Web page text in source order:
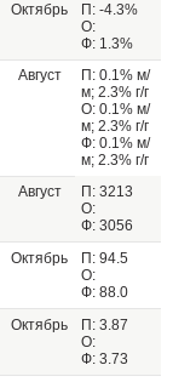
Октябрь
П: -4.3%
О:
Ф: 1.3%
Август
П: 0.1% м/
м; 2.3% г/г
О: 0.1% м/
м; 2.3% г/г
Ф: 0.1% м/
м; 2.3% г/г
Август
П: 3213
О:
Ф: 3056
Октябрь
П: 94.5
О:
Ф: 88.0
Октябрь
П: 3.87
О:
Ф: 3.73